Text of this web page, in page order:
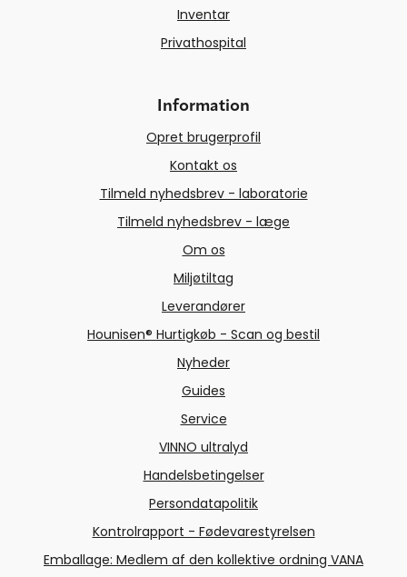
Inventar
Privathospital
Information
Opret brugerprofil
Kontakt os
Tilmeld nyhedsbrev - laboratorie
Tilmeld nyhedsbrev - læge
Om os
Miljøtiltag
Leverandører
Hounisen® Hurtigkøb - Scan og bestil
Nyheder
Guides
Service
VINNO ultralyd
Handelsbetingelser
Persondatapolitik
Kontrolrapport - Fødevarestyrelsen
Emballage: Medlem af den kollektive ordning VANA